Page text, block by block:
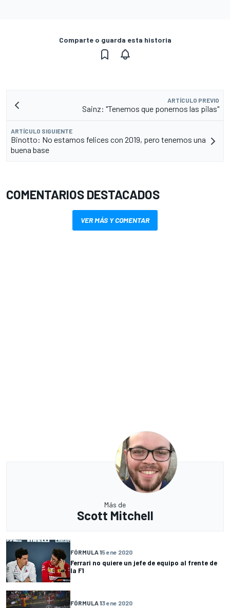
Comparte o guarda esta historia
ARTÍCULO PREVIO
Sainz: "Tenemos que ponernos las pilas"
ARTÍCULO SIGUIENTE
Binotto: No estamos felices con 2019, pero tenemos una
buena base
COMENTARIOS DESTACADOS
VER MÁS Y COMENTAR
Más de
Scott Mitchell
FÓRMULA 15 ene 2020
Ferrari no quiere un jefe de equipo al frente de
la F1
FÓRMULA 13 ene 2020